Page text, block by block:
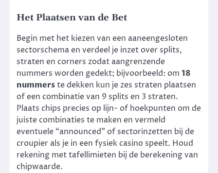
Het Plaatsen van de Bet
Begin met het kiezen van een aaneengesloten
sectorschema en verdeel je inzet over splits,
straten en corners zodat aangrenzende
nummers worden gedekt; bijvoorbeeld: om 18
nummerste dekken kun je zes straten plaatsen
of een combinatie van 9 splits en 3 straten.
Plaats chips precies op lijn- of hoekpunten om de
juiste combinaties te maken en vermeld
eventuele “announced” of sectorinzetten bij de
croupier als je in een fysiek casino speelt. Houd
rekening met tafellimieten bij de berekening van
chipwaarde.